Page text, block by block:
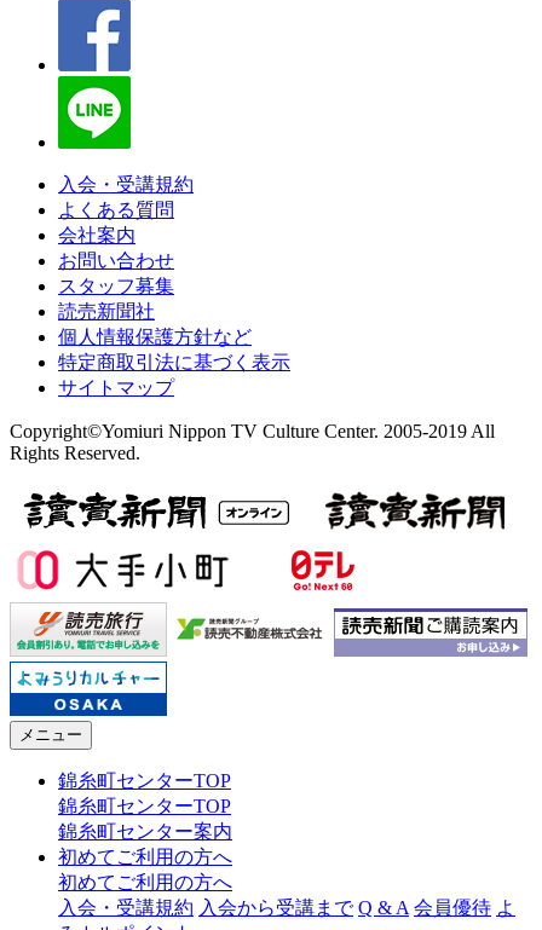
入会・受講規約
よくある質問
会社案内
お問い合わせ
スタッフ募集
読売新聞社
個人情報保護方針など
特定商取引法に基づく表示
サイトマップ
Copyright©Yomiuri Nippon TV Culture Center. 2005-2019 All
Rights Reserved.
メニュー
錦糸町センターTOP
錦糸町センターTOP
錦糸町センター案内
初めてご利用の方へ
初めてご利用の方へ
入会・受講規約 入会から受講まで Q & A 会員優待 よ